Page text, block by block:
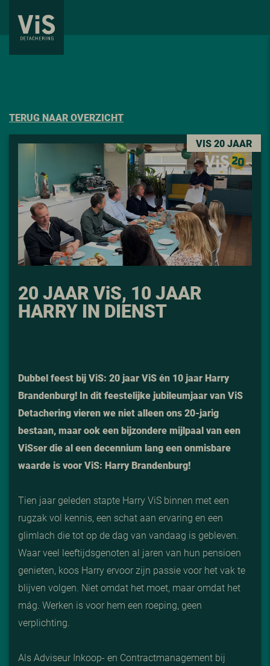
TERUG NAAR OVERZICHT
VIS 20 JAAR
20 JAAR ViS, 10 JAAR
HARRY IN DIENST
Dubbel feest bij ViS: 20 jaar ViS én 10 jaar Harry
Brandenburg! In dit feestelijke jubileumjaar van ViS
Detachering vieren we niet alleen ons 20-jarig
bestaan, maar ook een bijzondere mijlpaal van een
ViSser die al een decennium lang een onmisbare
waarde is voor ViS: Harry Brandenburg!
Tien jaar geleden stapte Harry ViS binnen met een
rugzak vol kennis, een schat aan ervaring en een
glimlach die tot op de dag van vandaag is gebleven.
Waar veel leeftijdsgenoten al jaren van hun pensioen
genieten, koos Harry ervoor zijn passie voor het vak te
blijven volgen. Niet omdat het moet, maar omdat het
mág. Werken is voor hem een roeping, geen
verplichting.
Als Adviseur Inkoop- en Contractmanagement bij